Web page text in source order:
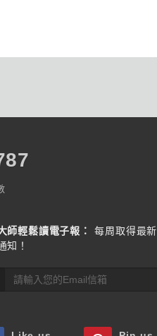
師輕鬆讀電子報：
每周取得最
知！